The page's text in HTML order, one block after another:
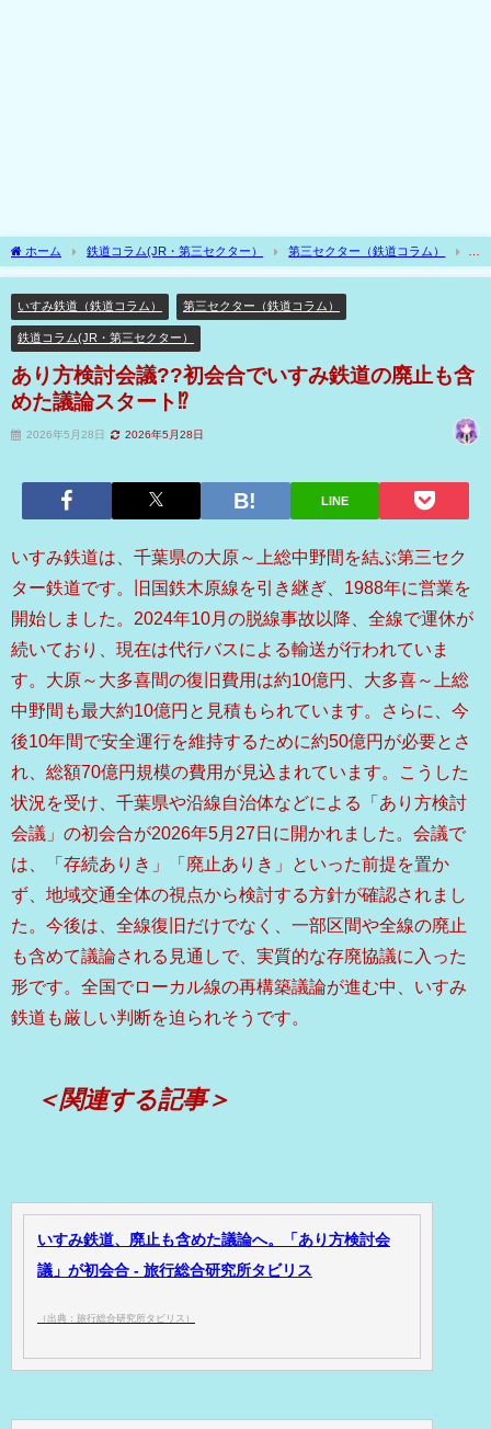
ホーム 鉄道コラム(JR・第三セクター）
第三セクター（鉄道コラム）
いすみ鉄道（鉄道コラム）
あり方検討会議??初会合でいすみ鉄道の廃止も含めた
いすみ鉄道（鉄道コラム）
第三セクター（鉄道コラム）
鉄道コラム(JR・第三セクター）
あり方検討会議??初会合でいすみ鉄道の廃止も含
めた議論スタート⁉
2026年5月28日 2026年5月28日
LINE
いすみ鉄道は、千葉県の大原～上総中野間を結ぶ第三セク
ター鉄道です。旧国鉄木原線を引き継ぎ、1988年に営業を
開始しました。2024年10月の脱線事故以降、全線で運休が
続いており、現在は代行バスによる輸送が行われていま
す。大原～大多喜間の復旧費用は約10億円、大多喜～上総
中野間も最大約10億円と見積もられています。さらに、今
後10年間で安全運行を維持するために約50億円が必要とさ
れ、総額70億円規模の費用が見込まれています。こうした
状況を受け、千葉県や沿線自治体などによる「あり方検討
会議」の初会合が2026年5月27日に開かれました。会議で
は、「存続ありき」「廃止ありき」といった前提を置か
ず、地域交通全体の視点から検討する方針が確認されまし
た。今後は、全線復旧だけでなく、一部区間や全線の廃止
も含めて議論される見通しで、実質的な存廃協議に入った
形です。全国でローカル線の再構築議論が進む中、いすみ
鉄道も厳しい判断を迫られそうです。
＜関連する記事＞
いすみ鉄道、廃止も含めた議論へ。「あり方検討会
議」が初会合 - 旅行総合研究所タビリス
（出典：旅行総合研究所タビリス）